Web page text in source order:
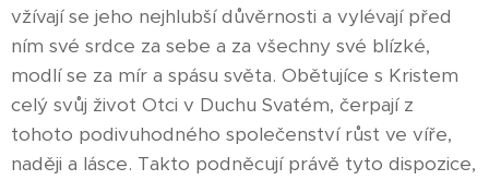
vžívají se jeho nejhlubší důvěrnosti a vylévají před
ním své srdce za sebe a za všechny své blízké,
modlí se za mír a spásu světa. Obětujíce s Kristem
celý svůj život Otci v Duchu Svatém, čerpají z
tohoto podivuhodného společenství růst ve víře,
naději a lásce. Takto podněcují právě tyto dispozice,